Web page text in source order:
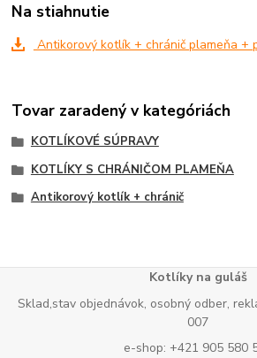
Na stiahnutie
Antikorový kotlík + chránič plameňa +
Tovar zaradený v kategóriách
KOTLÍKOVÉ SÚPRAVY
KOTLÍKY S CHRÁNIČOM PLAMEŇA
Antikorový kotlík + chránič
Kotlíky na guláš
Sklad,stav objednávok, osobný odber,
007
e-shop: +421 905 580